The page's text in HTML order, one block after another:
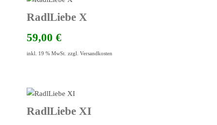
RadlLiebe X
59,00 €
inkl. 19 % MwSt. zzgl. Versandkosten
RadlLiebe XI